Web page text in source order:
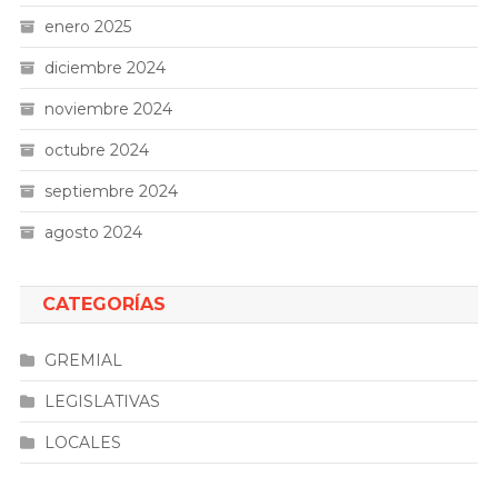
enero 2025
diciembre 2024
noviembre 2024
octubre 2024
septiembre 2024
agosto 2024
CATEGORÍAS
GREMIAL
LEGISLATIVAS
LOCALES